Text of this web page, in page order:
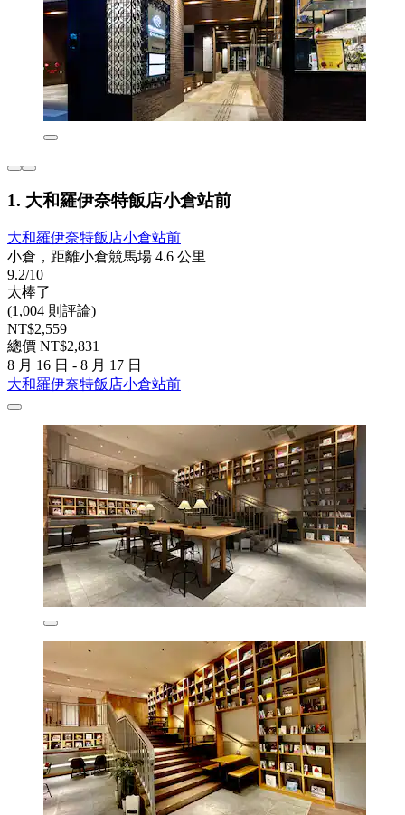
1. 大和羅伊奈特飯店小倉站前
大和羅伊奈特飯店小倉站前
小倉，距離小倉競馬場 4.6 公里
9.2/10
太棒了
(1,004 則評論)
NT$2,559
總價 NT$2,831
8 月 16 日 - 8 月 17 日
大和羅伊奈特飯店小倉站前